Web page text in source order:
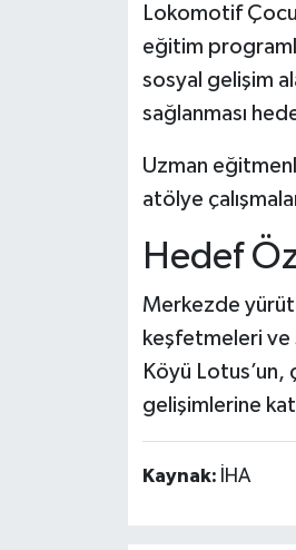
Lokomotif
eğitim
sosyal gelişim
sağlanması
Uzman
atölye
Hedef
Merkezde
keşfetmeleri
Köyü
gelişimlerine
Kaynak: İHA